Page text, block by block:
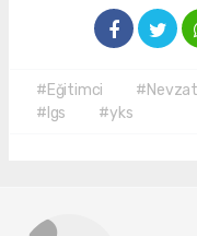
#Eğitimci
#lgs
#yks